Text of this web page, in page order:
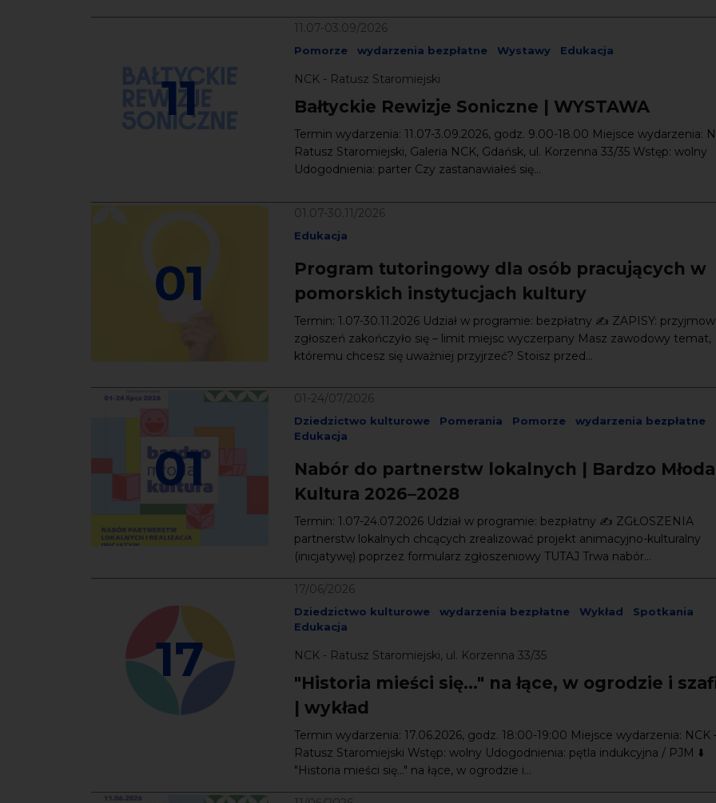
11
11.07-03.09/2026
Pomorze wydarzenia bezpłatne Wystawy Edukacja
NCK - Ratusz Staromiejski
Bałtyckie Rewizje Soniczne | WYSTAWA
Termin wydarzenia: 11.07-3.09.2026, godz. 9.00-18.00 Miejsce wydarzenia:
Ratusz Staromiejski, Galeria NCK, Gdańsk, ul. Korzenna 33/35 Wstęp: wolny
Udogodnienia: parter Czy zastanawiałeś się...
01
01.07-30.11/2026
Edukacja
Program tutoringowy dla osób pracujących w
pomorskich instytucjach kultury
Termin: 1.07-30.11.2026 Udział w programie: bezpłatny ✍️ ZAPISY:
zgłoszeń zakończyło się – limit miejsc wyczerpany Masz zawodowy temat,
któremu chcesz się uważniej przyjrzeć? Stoisz przed...
01
01-24/07/2026
Dziedzictwo kulturowe Pomerania Pomorze
wydarzenia bezpłatne
Edukacja
Nabór do partnerstw lokalnych | Bardzo Młoda
Kultura 2026–2028
Termin: 1.07-24.07.2026 Udział w programie: bezpłatny ✍️ ZGŁOSZENIA
partnerstw lokalnych chcących zrealizować projekt animacyjno-kulturalny
(inicjatywę) poprzez formularz zgłoszeniowy TUTAJ Trwa nabór...
17
17/06/2026
Dziedzictwo kulturowe wydarzenia bezpłatne Wykład
Spotkania
Edukacja
NCK - Ratusz Staromiejski, ul. Korzenna 33/35
"Historia mieści się..." na łące, w ogrodzie i
| wykład
Termin wydarzenia: 17.06.2026, godz. 18:00-19:00 Miejsce wydarzenia: NCK
Ratusz Staromiejski Wstęp: wolny Udogodnienia: pętla indukcyjna / PJM ⬇️
"Historia mieści się..." na łące, w ogrodzie i...